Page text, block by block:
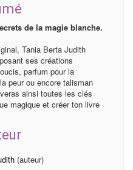
de la magie blanche.
Tania Berta Judith
ses créations
parfum pour la
peur ou encore talisman
ainsi toutes les clés
magique et créer ton livre
(auteur)